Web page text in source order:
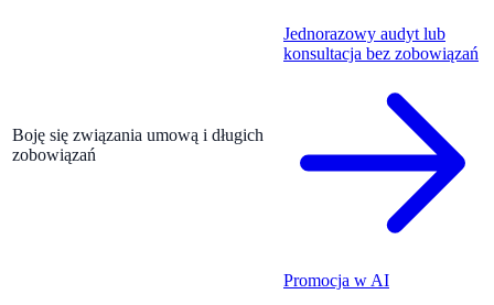
Boję się związania umową i długich
zobowiązań
Jednorazowy audyt lub
konsultacja bez zobowiązań
Promocja w AI